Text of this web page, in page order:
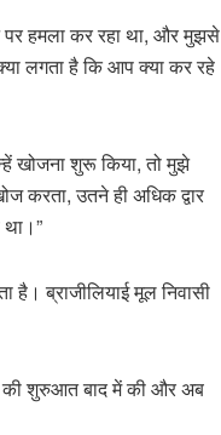
पर हमला कर रहा था, और मुझसे
लगता है कि आप क्या कर रहे
खोजना शुरू किया, तो मुझे
करता, उतने ही अधिक द्वार
है। ब्राजीलियाई मूल निवासी
की शुरुआत बाद में की और अब